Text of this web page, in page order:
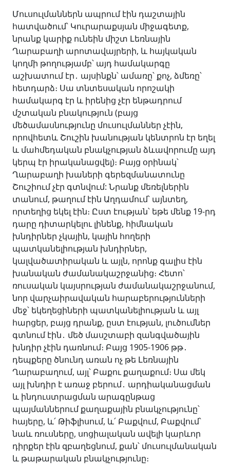
Մուսուլմաններն ապրում էին դաշտային
հատվածում՝ Կուրարաքսյան միջագետք,
նրանք կարիք ունեին միշտ Լեռնային
Ղարաբաղի արոտավայրերի, և հայկական
կողմի թողությամբ՝ այդ համակարգը
աշխատում էր․ այսինքն՝ ամառը՝ քոչ, ձմեռը՝
հետդարձ։ Սա տնտեսական որոշակի
համակարգ էր և իրենից չէր ենթադրում
մշտական բնակություն (բայց
մեծամասնությունը մուսուլմաններ չէին,
որովհետև Շուշին խանության կենտրոն էր եղել
և մահմեդական բնակչության ձևավորումը այդ
կերպ էր իրականացվել)։ Բայց օրինակ՝
Ղարաբաղի խաների գերեզմանատունը
Շուշիում չէր գտնվում: Նրանք մեռելներին
տանում, թաղում էին Աղդամում՝ այնտեղ,
որտեղից եկել էին։ Ըստ էության՝ եթե մենք 19-րդ
դարը դիտարկելու լինենք, հիմնական
խնդիրներ չկային, կային հողերի
պատկանելիության խնդիրներ,
կալվածատիրական և այլն, որոնք գալիս էին
խանական ժամանակաշրջանից։ Հետո՝
ռուսական կայսրության ժամանակաշրջանում,
նոր վարչաիրավական հարաբերությունների
մեջ՝ եկեղեցիների պատկանելիության և այլ
հարցեր, բայց դրանք, ըստ էության, լուծումներ
գտնում էին․ մեծ մասշտաբի զանգվածային
խնդիր չէին դառնում։ Բայց 1905-1906 թթ․
դեպքերը ծնունդ առան ոչ թե Լեռնային
Ղարաբաղում, այլ՝ Բաքու քաղաքում։ Սա մեկ
այլ խնդիր է առաջ բերում․ արդիականացման
և ինդուստրացման արագընթաց
պայմաններում քաղաքային բնակչությունը՝
հայերը, և՛ Թիֆլիսում, և՛ Բաքվում, Բաքվում՝
նաև ռուսները, սոցիալական ավելի կարևոր
դիրքեր էին զբաղեցնում, քան՝ մուսուլմանական
և թաթարական բնակչությունը։